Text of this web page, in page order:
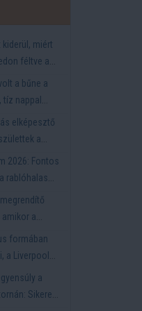
kiderül, miért
féltve a
a bűne a
tíz nappal
elképesztő
a
és 130.
aranyak
2026: Fontos
rablóhalas
a
a jégre kerül
formában
a Liverpool
az
kupában
a
Sikeres